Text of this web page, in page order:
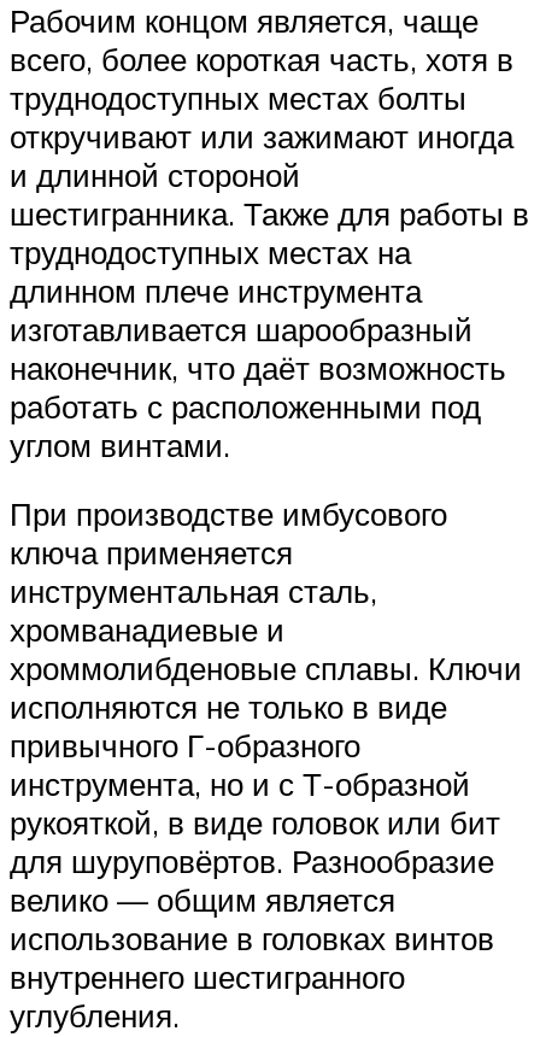
Рабочим концом является, чаще
всего, более короткая часть, хотя в
труднодоступных местах болты
откручивают или зажимают иногда
и длинной стороной
шестигранника. Также для работы в
труднодоступных местах на
длинном плече инструмента
изготавливается шарообразный
наконечник, что даёт возможность
работать с расположенными под
углом винтами.
При производстве имбусового
ключа применяется
инструментальная сталь,
хромванадиевые и
хроммолибденовые сплавы. Ключи
исполняются не только в виде
привычного Г-образного
инструмента, но и с Т-образной
рукояткой, в виде головок или бит
для шуруповёртов. Разнообразие
велико — общим является
использование в головках винтов
внутреннего шестигранного
углубления.